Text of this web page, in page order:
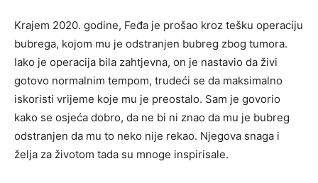
Krajem 2020. godine, Feđa je prošao kroz tešku operaciju
bubrega, kojom mu je odstranjen bubreg zbog tumora.
Iako je operacija bila zahtjevna, on je nastavio da živi
gotovo normalnim tempom, trudeći se da maksimalno
iskoristi vrijeme koje mu je preostalo. Sam je govorio
kako se osjeća dobro, da ne bi ni znao da mu je bubreg
odstranjen da mu to neko nije rekao. Njegova snaga i
želja za životom tada su mnoge inspirisale.